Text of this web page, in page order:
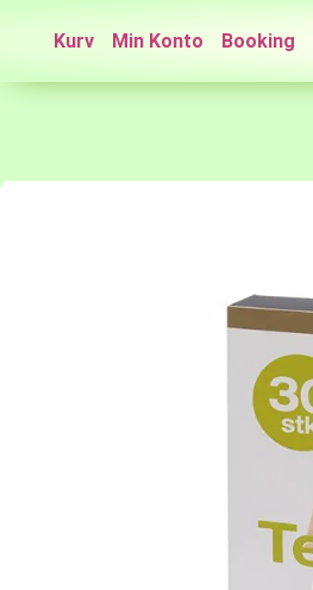
Kurv Min Konto Booking